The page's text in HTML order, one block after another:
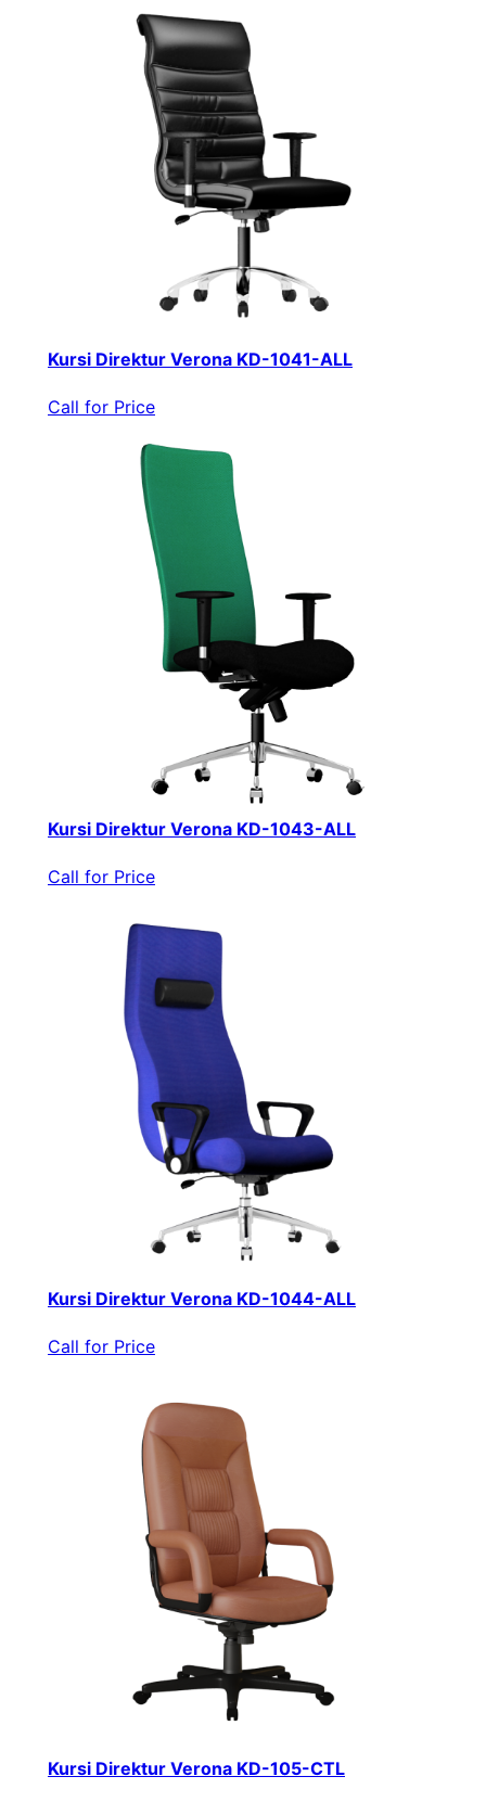
Kursi Direktur Verona KD-1041-ALL
Call for Price
Kursi Direktur Verona KD-1043-ALL
Call for Price
Kursi Direktur Verona KD-1044-ALL
Call for Price
Kursi Direktur Verona KD-105-CTL